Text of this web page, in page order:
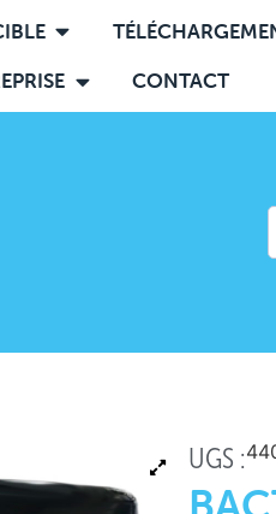
CONTACT
UGS :